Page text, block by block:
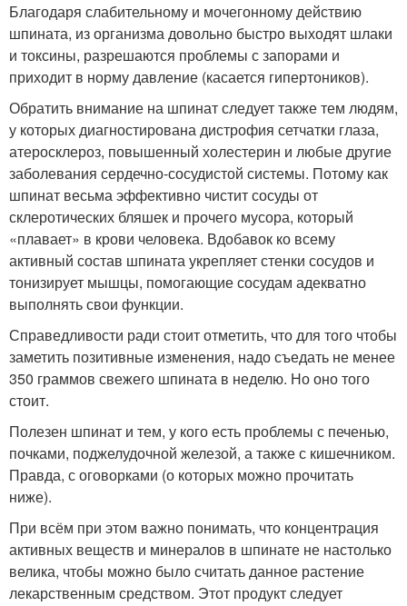
Благодаря слабительному и мочегонному действию
шпината, из организма довольно быстро выходят шлаки
и токсины, разрешаются проблемы с запорами и
приходит в норму давление (касается гипертоников).
Обратить внимание на шпинат следует также тем людям,
у которых диагностирована дистрофия сетчатки глаза,
атеросклероз, повышенный холестерин и любые другие
заболевания сердечно-сосудистой системы. Потому как
шпинат весьма эффективно чистит сосуды от
склеротических бляшек и прочего мусора, который
«плавает» в крови человека. Вдобавок ко всему
активный состав шпината укрепляет стенки сосудов и
тонизирует мышцы, помогающие сосудам адекватно
выполнять свои функции.
Справедливости ради стоит отметить, что для того чтобы
заметить позитивные изменения, надо съедать не менее
350 граммов свежего шпината в неделю. Но оно того
стоит.
Полезен шпинат и тем, у кого есть проблемы с печенью,
почками, поджелудочной железой, а также с кишечником.
Правда, с оговорками (о которых можно прочитать
ниже).
При всём при этом важно понимать, что концентрация
активных веществ и минералов в шпинате не настолько
велика, чтобы можно было считать данное растение
лекарственным средством. Этот продукт следует